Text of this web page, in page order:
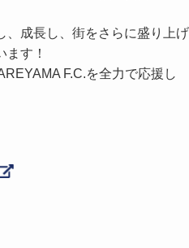
、成長し、街をさらに盛り上げ
す！
F.C.を全力で応援し